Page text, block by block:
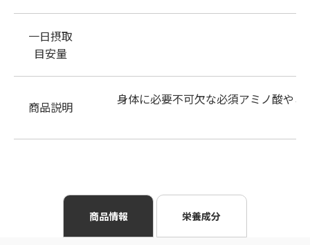
一日摂取
目安量
商品説明
身体に必要不可欠な必須アミノ酸や
商品情報 栄養成分